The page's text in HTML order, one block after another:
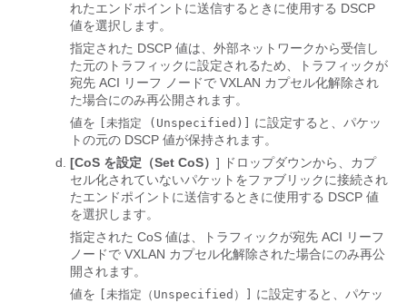
れたエンドポイントに送信するときに使用する DSCP
値を選択します。
指定された DSCP 値は、外部ネットワークから受信し
た元のトラフィックに設定されるため、トラフィックが
宛先 ACI リーフ ノードで VXLAN カプセル化解除され
た場合にのみ再公開されます。
値を
[未指定 (Unspecified)]
に設定すると、パケッ
トの元の DSCP 値が保持されます。
[CoS を設定（Set CoS） ] ドロップダウンから、カプ
セル化されていないパケットをファブリックに接続され
たエンドポイントに送信するときに使用する DSCP 値
を選択します。
指定された CoS 値は、トラフィックが宛先 ACI リーフ
ノードで VXLAN カプセル化解除された場合にのみ再公
開されます。
値を
[未指定（Unspecified）]
に設定すると、パケッ